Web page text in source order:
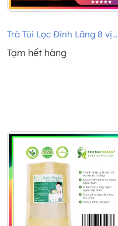
Trà Túi Lọc Đinh Lăng 8 vị...
Tạm hết hàng